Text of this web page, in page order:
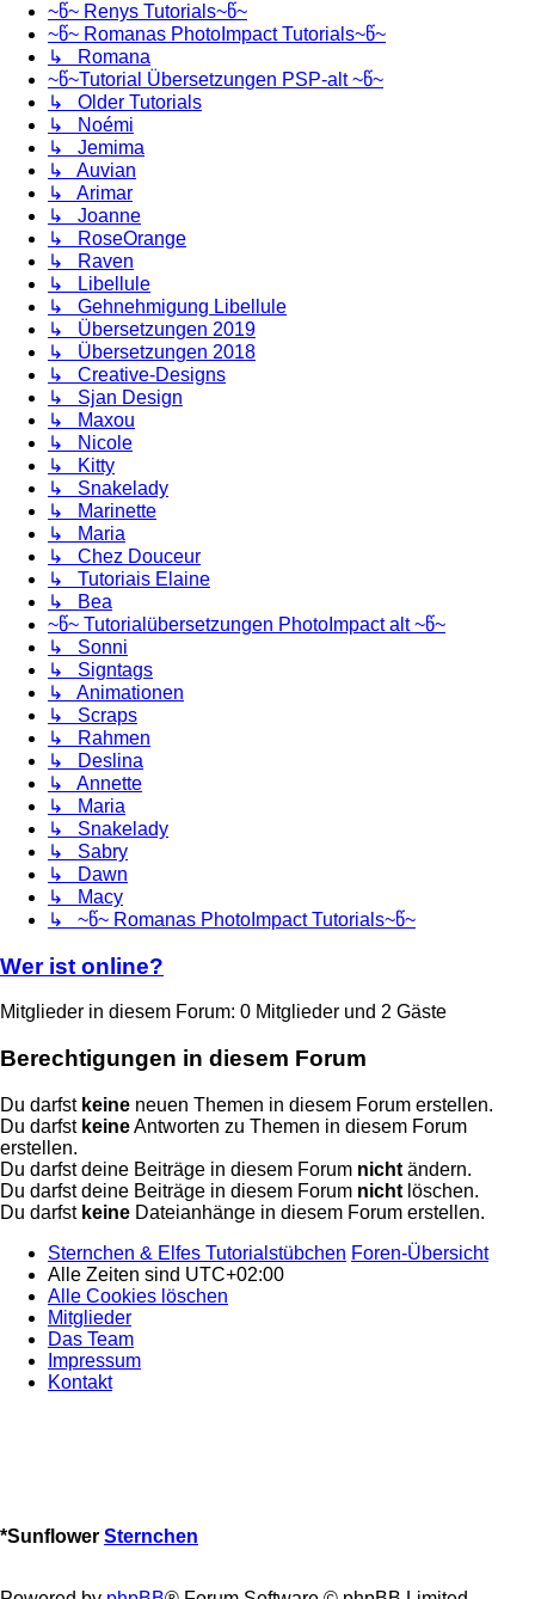
~წ~ Renys Tutorials~წ~
~წ~ Romanas PhotoImpact Tutorials~წ~
↳ Romana
~წ~Tutorial Übersetzungen PSP-alt ~წ~
↳ Older Tutorials
↳ Noémi
↳ Jemima
↳ Auvian
↳ Arimar
↳ Joanne
↳ RoseOrange
↳ Raven
↳ Libellule
↳ Gehnehmigung Libellule
↳ Übersetzungen 2019
↳ Übersetzungen 2018
↳ Creative-Designs
↳ Sjan Design
↳ Maxou
↳ Nicole
↳ Kitty
↳ Snakelady
↳ Marinette
↳ Maria
↳ Chez Douceur
↳ Tutoriais Elaine
↳ Bea
~წ~ Tutorialübersetzungen PhotoImpact alt ~წ~
↳ Sonni
↳ Signtags
↳ Animationen
↳ Scraps
↳ Rahmen
↳ Deslina
↳ Annette
↳ Maria
↳ Snakelady
↳ Sabry
↳ Dawn
↳ Macy
↳ ~წ~ Romanas PhotoImpact Tutorials~წ~
Wer ist online?
Mitglieder in diesem Forum: 0 Mitglieder und 2 Gäste
Berechtigungen in diesem Forum
Du darfst keine neuen Themen in diesem Forum erstellen.
Du darfst keineAntworten zu Themen in diesem Forum
erstellen.
Du darfst deine Beiträge in diesem Forum nicht ändern.
Du darfst deine Beiträge in diesem Forum nicht löschen.
Du darfst keine Dateianhänge in diesem Forum erstellen.
Sternchen & Elfes Tutorialstübchen Foren-Übersicht
Alle Zeiten sind UTC+02:00
Alle Cookies löschen
Mitglieder
Das Team
Impressum
Kontakt
*Sunflower Sternchen